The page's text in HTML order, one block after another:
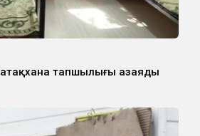
тапшылығы азаяды